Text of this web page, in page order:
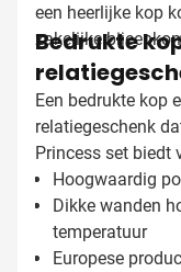
een heerlijke kop
zakelijke
Bedrukte
Een bedrukte kop
relatiegeschenk
Princess set biedt
Hoogwaardig
Dikke wanden
temperatuur
Europese